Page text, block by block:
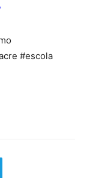
#escola